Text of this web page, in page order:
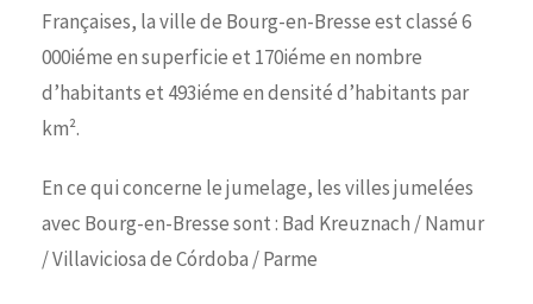
Françaises, la ville de Bourg-en-Bresse est classé 6
000iéme en superficie et 170iéme en nombre
d’habitants et 493iéme en densité d’habitants par
km².
En ce qui concerne le jumelage, les villes jumelées
avec Bourg-en-Bresse sont : Bad Kreuznach / Namur
/ Villaviciosa de Córdoba / Parme